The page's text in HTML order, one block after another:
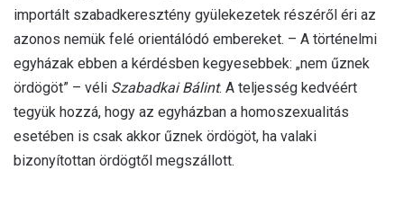
importált szabadkeresztény gyülekezetek részéről éri az
azonos nemük felé orientálódó embereket. – A történelmi
egyházak ebben a kérdésben kegyesebbek: „nem űznek
ördögöt” – véli Szabadkai Bálint. A teljesség kedvéért
tegyük hozzá, hogy az egyházban a homoszexualitás
esetében is csak akkor űznek ördögöt, ha valaki
bizonyítottan ördögtől megszállott.